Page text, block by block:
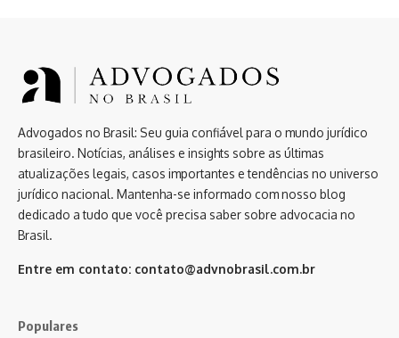
Advogados no Brasil: Seu guia confiável para o mundo jurídico
brasileiro. Notícias, análises e insights sobre as últimas
atualizações legais, casos importantes e tendências no universo
jurídico nacional. Mantenha-se informado com nosso blog
dedicado a tudo que você precisa saber sobre advocacia no
Brasil.
Entre em contato: contato@advnobrasil.com.br
Populares